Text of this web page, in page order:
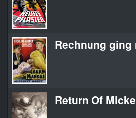
Rechnung
Return Of